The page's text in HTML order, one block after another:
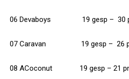
06 Devaboys 19 gesp – 30
07 Caravan 19 gesp – 26
08 ACoconut 19 gesp – 21